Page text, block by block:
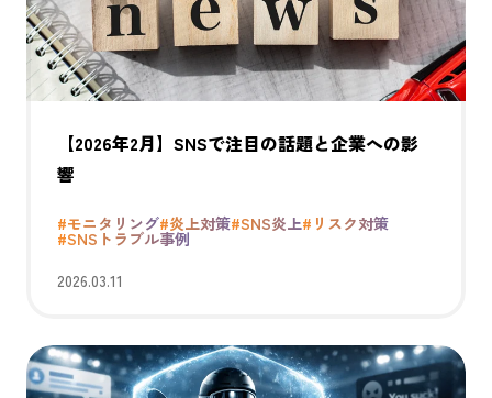
【2026年2月】SNSで注目の話題と企業への影
響
#モニタリング#炎上対策#SNS炎上#リスク対策
#SNSトラブル事例
2026.03.11